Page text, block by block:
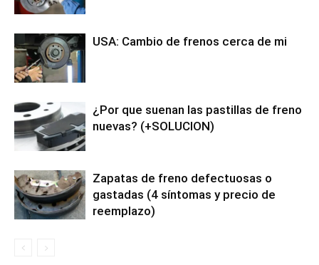
USA: Cambio de frenos cerca de mi
¿Por que suenan las pastillas de freno
nuevas? (+SOLUCION)
Zapatas de freno defectuosas o
gastadas (4 síntomas y precio de
reemplazo)